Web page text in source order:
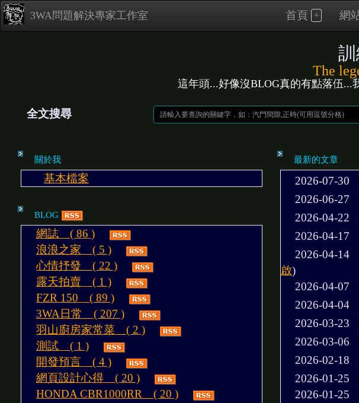
3WA問題解決專家工作室 首頁 網
The
這年頭...好像沒BLOG真的有點落伍...
全文搜尋
關於我
基本檔案
BLOG
網誌 ( 86 )
浪浪之家 ( 5 )
心情抒發 ( 22 )
露天拍賣 ( 1 )
FZR 150 ( 89 )
3WA日常 ( 207 )
羽山廚房家常菜 ( 2 )
測試 ( 1 )
開發預言 ( 4 )
網頁設計心得 ( 20 )
HONDA CBR1000RR ( 20 )
最新的文章
2026-07-30
2026-06-27
2026-04-22
2026-04-17
2026-04-14
啟)
2026-04-07
2026-04-04
2026-03-23
2026-03-06
2026-02-18
2026-01-25
2026-01-25